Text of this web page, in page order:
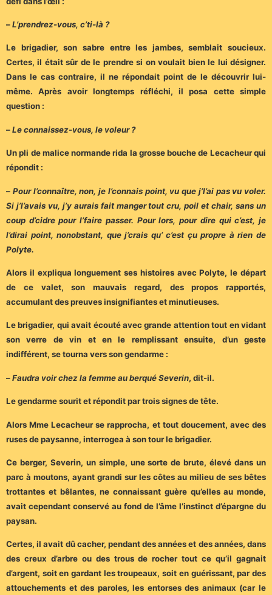
–L’prendrez-vous, c’ti-là ?
Le brigadier, son sabre entre les jambes, semblait soucieux.
Certes, il était sûr de le prendre si on voulait bien le lui désigner.
Dans le cas contraire, il ne répondait point de le découvrir lui-
même. Après avoir longtemps réfléchi, il posa cette simple
question :
–Le connaissez-vous, le voleur ?
Un pli de malice normande rida la grosse bouche de Lecacheur qui
répondit :
– Pour l’connaître, non, je l’connais point, vu que j’l’ai pas vu voler.
Si j’l’avais vu, j’y aurais fait manger tout cru, poil et chair, sans un
coup d’cidre pour l’faire passer. Pour lors, pour dire qui c’est, je
l’dirai point, nonobstant, que j’crais qu’ c’est çu propre à rien de
Polyte.
Alors il expliqua longuement ses histoires avec Polyte, le départ
de ce valet, son mauvais regard, des propos rapportés,
accumulant des preuves insignifiantes et minutieuses.
Le brigadier, qui avait écouté avec grande attention tout en vidant
son verre de vin et en le remplissant ensuite, d’un geste
indifférent, se tourna vers son gendarme :
–Faudra voir chez la femme au berqué Severin, dit-il.
Le gendarme sourit et répondit par trois signes de tête.
Alors Mme Lecacheur se rapprocha, et tout doucement, avec des
ruses de paysanne, interrogea à son tour le brigadier.
Ce berger, Severin, un simple, une sorte de brute, élevé dans un
parc à moutons, ayant grandi sur les côtes au milieu de ses bêtes
trottantes et bêlantes, ne connaissant guère qu’elles au monde,
avait cependant conservé au fond de l’âme l’instinct d’épargne du
paysan.
Certes, il avait dû cacher, pendant des années et des années, dans
des creux d’arbre ou des trous de rocher tout ce qu’il gagnait
d’argent, soit en gardant les troupeaux, soit en guérissant, par des
attouchements et des paroles, les entorses des animaux (car le